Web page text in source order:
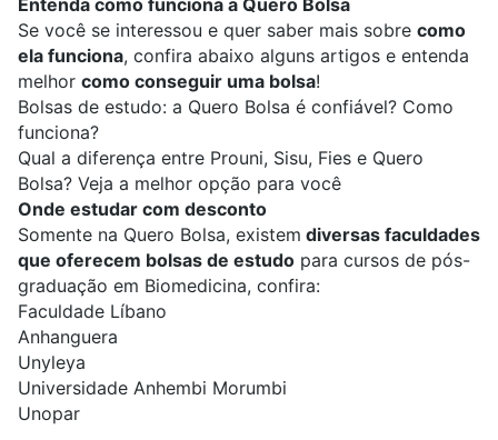
Entenda como funciona a Quero Bolsa
Se você se interessou e quer saber mais sobre como
ela funciona, confira abaixo alguns artigos e entenda
melhor como conseguir uma bolsa!
Bolsas de estudo: a Quero Bolsa é confiável? Como
funciona?
Qual a diferença entre Prouni, Sisu, Fies e Quero
Bolsa? Veja a melhor opção para você
Onde estudar com desconto
Somente na Quero Bolsa, existem diversas faculdades
que oferecem bolsas de estudo para cursos de pós-
graduação em Biomedicina, confira:
Faculdade Líbano
Anhanguera
Unyleya
Universidade Anhembi Morumbi
Unopar